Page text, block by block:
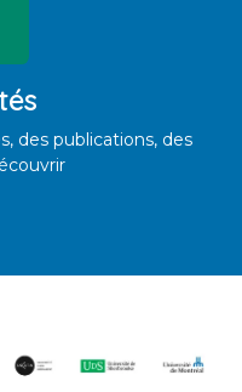
des publications, des